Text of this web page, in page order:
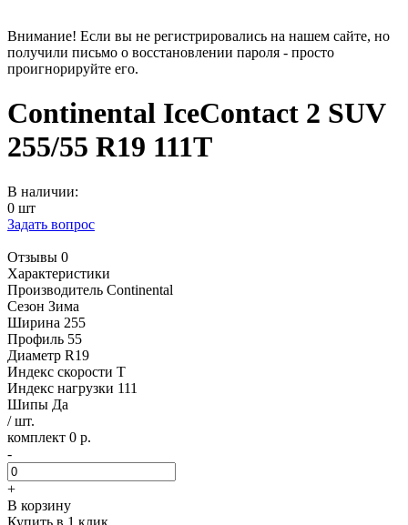
Внимание! Если вы не регистрировались на нашем сайте, но
получили письмо о восстановлении пароля - просто
проигнорируйте его.
Continental IceContact 2 SUV
255/55 R19 111T
В наличии:
0 шт
Задать вопрос
Отзывы 0
Характеристики
Производитель Continental
Сезон Зима
Ширина 255
Профиль 55
Диаметр R19
Индекс скорости T
Индекс нагрузки 111
Шипы Да
/ шт.
комплект 0 р.
-
+
В корзину
Купить в 1 клик